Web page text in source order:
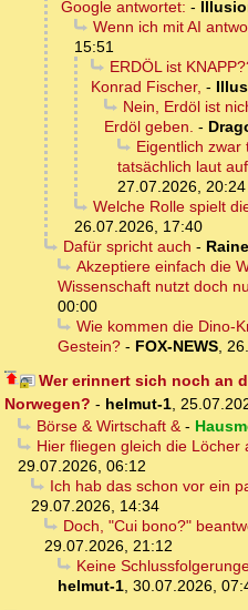
Google antwortet: -
Wenn ich mit AI
15:51
ERDÖL ist
Konrad Fischer, -
Nein, Erdöl ist
Erdöl geben. -
Eigentlich
tatsächlich laut
27.07.2026, 20:24
Welche Rolle spielt
26.07.2026, 17:40
Dafür spricht auch -
Akzeptiere einfach die
Wissenschaft nutzt doch
00:00
Wie kommen die Dino-
Gestein? - FOX-NEWS,
Wer erinnert sich noch an
Norwegen? - helmut-1,
Börse & Wirtschaft &-
Hier fliegen gleich die Löcher
29.07.2026, 06:12
Ich hab das schon vor ein
29.07.2026, 14:34
Doch, "Cui bono?"
29.07.2026, 21:12
Keine
helmut-1, 30.07.2026,